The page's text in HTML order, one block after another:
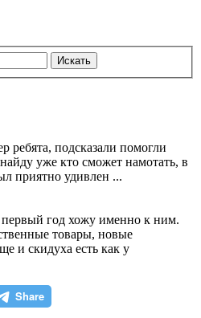
Искать
ребята, подсказали помогли
уже кто сможет намотать, в
приятно удивлен ...
год хожу именно к ним.
товары, новые
и скидуха есть как у